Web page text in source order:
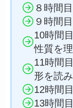
８時間
９時間
10時間
性質を理
11時間
形を読
12時間
13時間